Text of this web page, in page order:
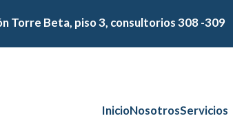
Torre Beta, piso 3, consultorios 308 -309
InicioNosotrosServicios